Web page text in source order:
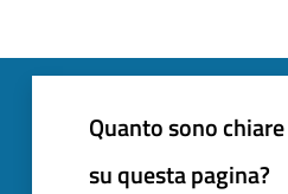
Quanto sono
su questa pagina?